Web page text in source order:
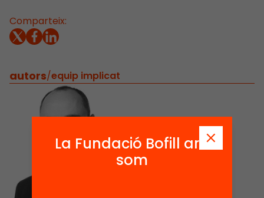
Comparteix:
autors/equip implicat
La Fundació Bofill ara
som